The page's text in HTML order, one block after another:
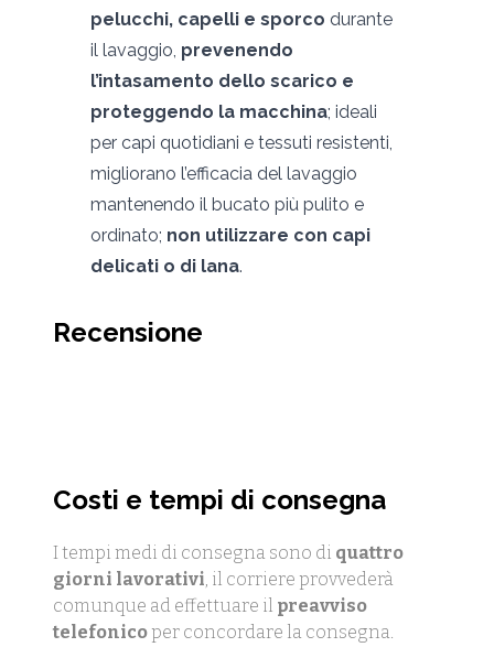
pelucchi, capelli e sporco durante
il lavaggio, prevenendo
l’intasamento dello scarico e
proteggendo la macchina; ideali
per capi quotidiani e tessuti resistenti,
migliorano l’efficacia del lavaggio
mantenendo il bucato più pulito e
ordinato; non utilizzare con capi
delicati o di lana.
Recensione
Costi e tempi di consegna
I tempi medi di consegna sono di quattro
giorni lavorativi, il corriere provvederà
comunque ad effettuare il preavviso
telefonicoper concordare la consegna.